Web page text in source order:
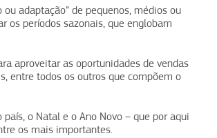
adaptação” de pequenos, médios ou
os períodos sazonais, que englobam
aproveitar as oportunidades de vendas
entre todos os outros que compõem o
o Natal e o Ano Novo – que por aqui
os mais importantes.
4